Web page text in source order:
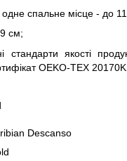
спальне місце - до
см;
стандарти якості
OEKO-TEX
Descanso